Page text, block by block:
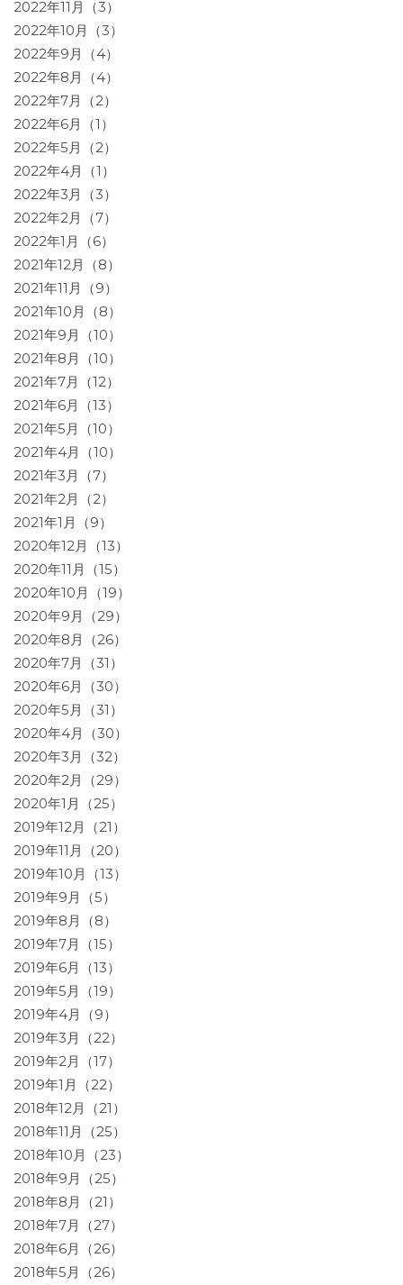
2022年11月（3）
2022年10月（3）
2022年9月（4）
2022年8月（4）
2022年7月（2）
2022年6月（1）
2022年5月（2）
2022年4月（1）
2022年3月（3）
2022年2月（7）
2022年1月（6）
2021年12月（8）
2021年11月（9）
2021年10月（8）
2021年9月（10）
2021年8月（10）
2021年7月（12）
2021年6月（13）
2021年5月（10）
2021年4月（10）
2021年3月（7）
2021年2月（2）
2021年1月（9）
2020年12月（13）
2020年11月（15）
2020年10月（19）
2020年9月（29）
2020年8月（26）
2020年7月（31）
2020年6月（30）
2020年5月（31）
2020年4月（30）
2020年3月（32）
2020年2月（29）
2020年1月（25）
2019年12月（21）
2019年11月（20）
2019年10月（13）
2019年9月（5）
2019年8月（8）
2019年7月（15）
2019年6月（13）
2019年5月（19）
2019年4月（9）
2019年3月（22）
2019年2月（17）
2019年1月（22）
2018年12月（21）
2018年11月（25）
2018年10月（23）
2018年9月（25）
2018年8月（21）
2018年7月（27）
2018年6月（26）
2018年5月（26）